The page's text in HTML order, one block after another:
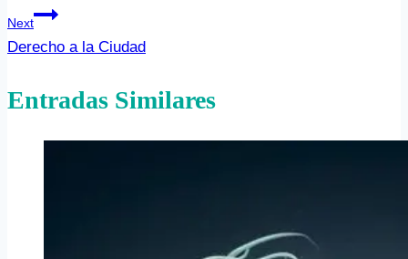
entradas
Next
Derecho a la Ciudad
Entradas Similares